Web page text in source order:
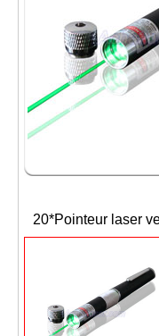
20*Pointeur laser